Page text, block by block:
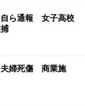
自ら通報 女子高校
夫婦死傷 商業施